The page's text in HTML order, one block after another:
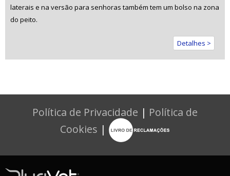
laterais e na versão para senhoras também tem um bolso na zona
do peito.
Detalhes >
Política de Privacidade | Política de
Cookies |